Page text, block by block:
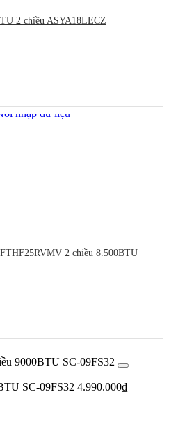
2 chiều ASYA18LECZ
2 chiều 8.500BTU
9000BTU SC-09FS32
SC-09FS32 4.990.000₫